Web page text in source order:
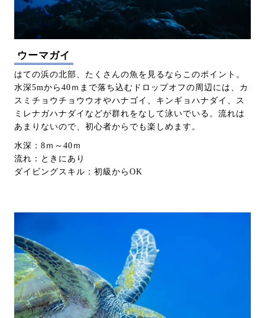
ウーマガイ
はての浜の北部、たくさんの魚を見るならこのポイント。
水深5mから40ｍまで落ち込むドロップオフの周辺には、カ
スミチョウチョウウオやハナゴイ、キンギョハナダイ、ス
ミレナガハナダイなどが群れをなして泳いでいる。流れは
あまりないので、初心者からでも楽しめます。
水深：8ｍ～40ｍ
流れ：ときにあり
ダイビングスキル：初級からOK